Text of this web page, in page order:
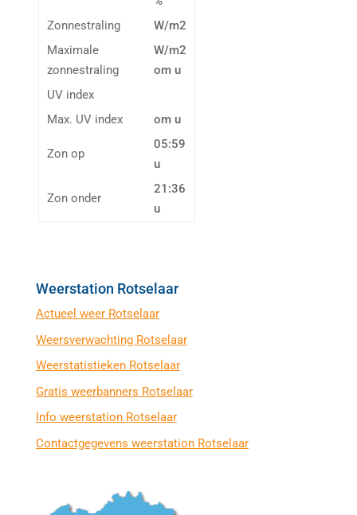
Zonnestraling
W/m2
Maximale
zonnestraling
W/m2
om u
UV index
Max. UV index
om u
Zon op
05:59
u
Zon onder
21:36
u
Weerstation Rotselaar
Actueel weer Rotselaar
Weersverwachting Rotselaar
Weerstatistieken Rotselaar
Gratis weerbanners Rotselaar
Info weerstation Rotselaar
Contactgegevens weerstation Rotselaar